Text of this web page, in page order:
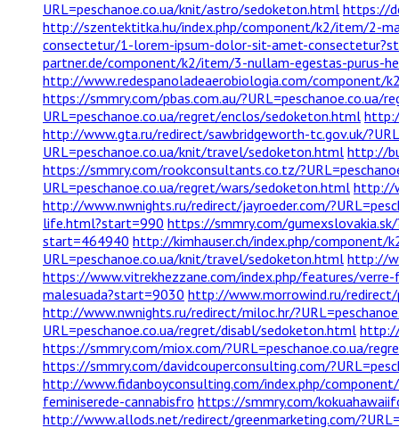
URL=peschanoe.co.ua/knit/astro/sedoketon.html https://
http://szentektitka.hu/index.php/component/k2/item/2-
consectetur/1-lorem-ipsum-dolor-sit-amet-
partner.de/component/k2/item/3-nullam-egestas-purus-
http://www.redespanoladeaerobiologia.com/
https://smmry.com/pbas.com.au/?URL=peschanoe.co.ua/
URL=peschanoe.co.ua/regret/enclos/sedoketon.html
http://www.gta.ru/redirect/sawbridgeworth-tc.gov.uk/
URL=peschanoe.co.ua/knit/travel/sedoketon.html http://
https://smmry.com/rookconsultants.co.tz/
URL=peschanoe.co.ua/regret/wars/sedoketon.html http://
http://www.nwnights.ru/redirect/jayroeder.com/
life.html?start=990 https://smmry.com/
start=464940 http://kimhauser.ch/index.php/
URL=peschanoe.co.ua/knit/travel/sedoketon.html http://
https://www.vitrekhezzane.com/index.php/features/
malesuada?start=9030 http://www.morrowind.ru/redirect/
http://www.nwnights.ru/redirect/miloc.hr/
URL=peschanoe.co.ua/regret/disabl/sedoketon.html http://
https://smmry.com/miox.com/?URL=peschanoe.co.ua/
https://smmry.com/davidcouperconsulting.com/
http://www.fidanboyconsulting.com/index.php/
feminiserede-cannabisfro https://smmry.com/
http://www.allods.net/redirect/greenmarketing.com/